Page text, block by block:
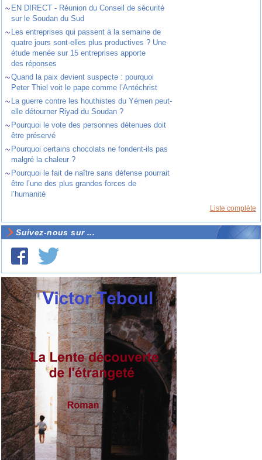
~ EN DIRECT - Réunion du Conseil de sécurité
sur le Soudan du Sud
~ Les entreprises qui passent à la semaine de
quatre jours sont-elles plus productives ? Une
étude menée sur 15 entreprises apporte
des réponses
~Quand la paix devient suspecte : pourquoi
Peter Thiel voit le pape comme l’Antéchrist
~ La guerre contre les houthistes du Yémen peut-
elle détourner Riyad du Soudan ?
~ Pourquoi le vote des personnes détenues doit
être préservé
~ Pourquoi certains chocolats ne fondent-ils pas
malgré la chaleur ?
~ Pourquoi le fait de naître sans défense pourrait
être l’une des plus grandes forces de
l’humanité
Liste complète
Suivez-nous sur ...